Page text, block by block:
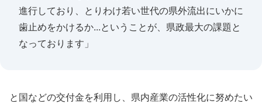
進行しており、とりわけ若い世代の県外流出にいかに
歯止めをかけるか...ということが、県政最大の課題と
なっております」
と国などの交付金を利用し、県内産業の活性化に努めたい